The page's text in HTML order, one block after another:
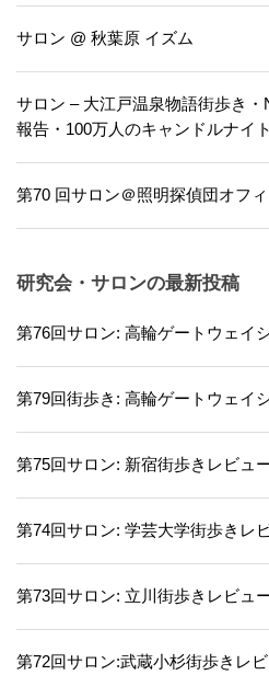
サロン @ 秋葉原 イズム
サロン – 大江戸温泉物語街歩き
報告・100万人のキャンドルナイト
第70 回サロン＠照明探偵団オフィ
研究会・サロンの最新投稿
第76回サロン: 高輪ゲートウェイ
第79回街歩き: 高輪ゲートウェイ
第75回サロン: 新宿街歩きレビュ
第74回サロン: 学芸大学街歩きレ
第73回サロン: 立川街歩きレビュ
第72回サロン:武蔵小杉街歩きレ